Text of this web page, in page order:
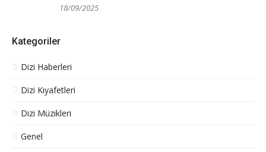
18/09/2025
Kategoriler
Dizi Haberleri
Dizi Kıyafetleri
Dizi Müzikleri
Genel